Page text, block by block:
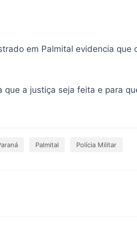
em Palmital evidencia que
que a justiça seja feita e para
Palmital Polícia Militar